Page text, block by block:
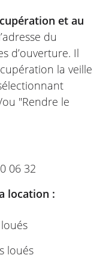
et au
du
d’ouverture. Il
la veille
"Rendre le
06 32
location :
loués